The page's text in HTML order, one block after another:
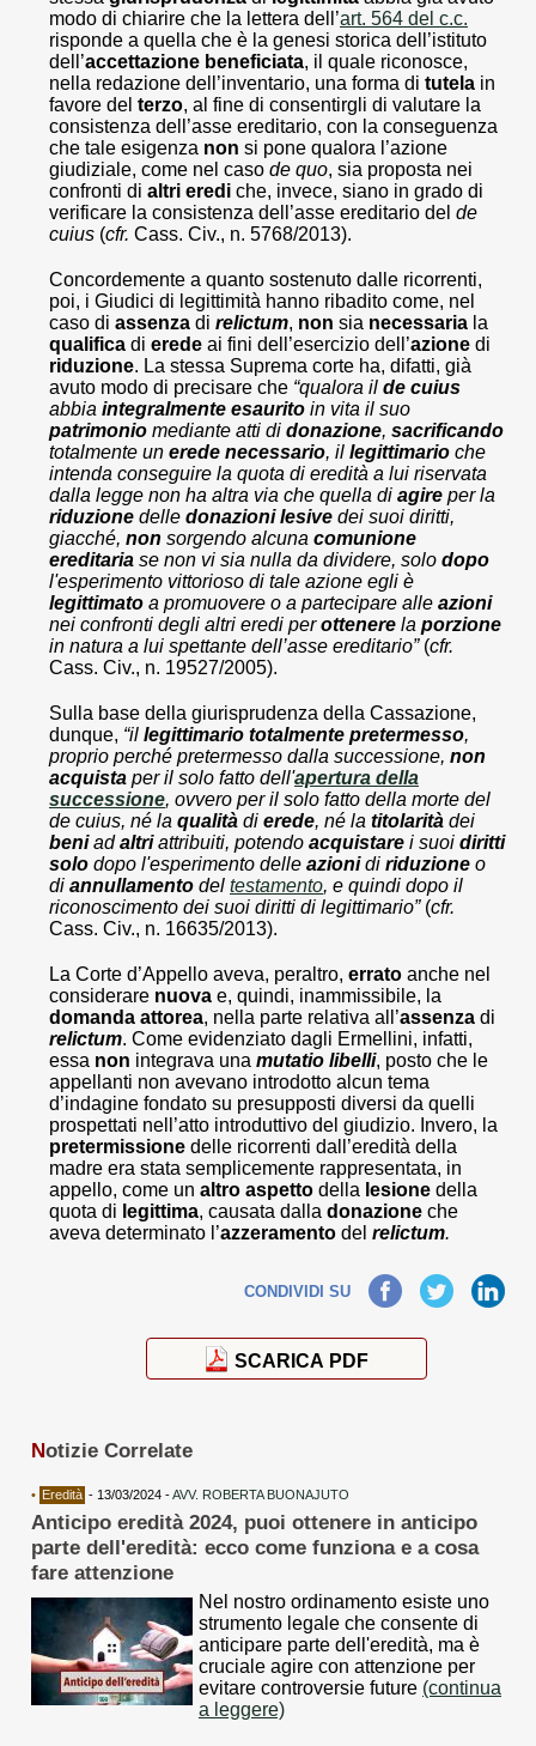
modo di chiarire che la lettera dell’art. 564 del c.c.
risponde a quella che è la genesi storica dell’istituto
dell’accettazione beneficiata, il quale riconosce,
nella redazione dell’inventario, una forma di tutela in
favore del terzo, al fine di consentirgli di valutare la
consistenza dell’asse ereditario, con la conseguenza
che tale esigenza non si pone qualora l’azione
giudiziale, come nel caso de quo, sia proposta nei
confronti di altri eredi che, invece, siano in grado di
verificare la consistenza dell’asse ereditario del de
cuius (cfr. Cass. Civ., n. 5768/2013).
Concordemente a quanto sostenuto dalle ricorrenti,
poi, i Giudici di legittimità hanno ribadito come, nel
caso di assenza di relictum, non sia necessaria la
qualifica di erede ai fini dell’esercizio dell’azione di
riduzione. La stessa Suprema corte ha, difatti, già
avuto modo di precisare che “qualora il de cuius
abbia integralmente esaurito in vita il suo
patrimonio mediante atti di donazione, sacrificando
totalmente un erede necessario, il legittimario che
intenda conseguire la quota di eredità a lui riservata
dalla legge non ha altra via che quella di agire per la
riduzione delle donazioni lesive dei suoi diritti,
giacché, non sorgendo alcuna comunione
ereditaria se non vi sia nulla da dividere, solo dopo
l'esperimento vittorioso di tale azione egli è
legittimato a promuovere o a partecipare alle azioni
nei confronti degli altri eredi perottenere la porzione
in natura a lui spettante dell’asse ereditario” (cfr.
Cass. Civ., n. 19527/2005).
Sulla base della giurisprudenza della Cassazione,
dunque, “il legittimario totalmente pretermesso,
proprio perché pretermesso dalla successione, non
acquista per il solo fatto dell'apertura della
successione, ovvero per il solo fatto della morte del
de cuius, né la qualità di erede, né la titolarità dei
beniadaltriattribuiti, potendo acquistare i suoi diritti
solo dopo l'esperimento delle azionidi riduzione o
di annullamento del testamento, e quindi dopo il
riconoscimento dei suoi diritti di legittimario”(cfr.
Cass. Civ., n. 16635/2013).
La Corte d’Appello aveva, peraltro, errato anche nel
considerare nuova e, quindi, inammissibile, la
domanda attorea, nella parte relativa all’assenza di
relictum. Come evidenziato dagli Ermellini, infatti,
essa non integrava una mutatio libelli, posto che le
appellanti non avevano introdotto alcun tema
d’indagine fondato su presupposti diversi da quelli
prospettati nell’atto introduttivo del giudizio. Invero, la
pretermissione delle ricorrenti dall’eredità della
madre era stata semplicemente rappresentata, in
appello, come un altro aspetto della lesione della
quota di legittima, causata dalla donazione che
aveva determinato l’azzeramento del relictum.
CONDIVIDI SUFacebook TwitterLinkedIn
SCARICA PDF
Notizie Correlate
• Eredità - 13/03/2024 -AVV. ROBERTA BUONAJUTO
Anticipo eredità 2024, puoi ottenere in anticipo
parte dell'eredità: ecco come funziona e a cosa
fare attenzione
Nel nostro ordinamento esiste uno
strumento legale che consente di
anticipare parte dell'eredità, ma è
cruciale agire con attenzione per
evitare controversie future (continua
a leggere)